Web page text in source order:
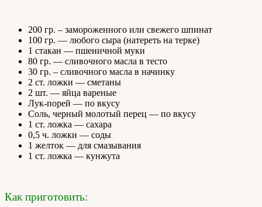
200 гр. – замороженного или свежего шпинат
100 гр. — любого сыра (натереть на терке)
1 стакан — пшеничной муки
80 гр. — сливочного масла в тесто
30 гр. – сливочного масла в начинку
2 ст. ложки — сметаны
2 шт. — яйца вареные
Лук-порей — по вкусу
Соль, черный молотый перец — по вкусу
1 ст. ложка — сахара
0,5 ч. ложки — соды
1 желток — для смазывания
1 ст. ложка — кунжута
Как приготовить: